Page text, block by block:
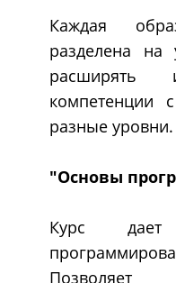
Каждая
разделена на
расширять
компетенции
разные уровни.
"Основы
Курс дает
Позволяет